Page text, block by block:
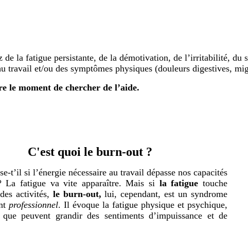
de la fatigue persistante, de la démotivation, de l’irritabilité, du
travail et/ou des symptômes physiques (douleurs digestives,
le moment de chercher de l’aide.
C'est quoi le burn-out ?
t’il si l’énergie nécessaire au travail dépasse nos capacités
La fatigue va vite apparaître. Mais si la fatigue touche
activités, le burn-out, lui, cependant, est un syndrome
professionnel. Il évoque la fatigue physique et psychique,
peuvent grandir des sentiments d’impuissance et de